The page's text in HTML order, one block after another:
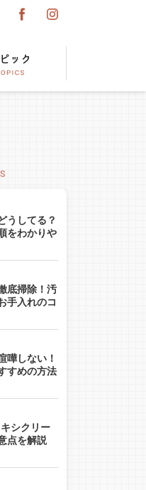
うしてる？
をわかりや
底掃除！汚
手入れのコ
嘩しない！
すめの方法
シクリー
点を解説